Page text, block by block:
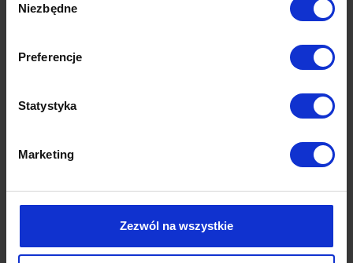
zgody
Niezbędne
Preferencje
Statystyka
Marketing
Zezwól na wszystkie
Produkty powiązane
Sprawdź inne kategorie